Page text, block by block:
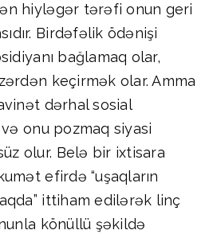
hiyləgər tərəfi onun geri
Birdəfəlik ödənişi
bağlamaq olar,
keçirmək olar. Amma
dərhal sosial
onu pozmaq siyasi
olur. Belə bir ixtisara
efirdə “uşaqların
ittiham edilərək linç
könüllü şəkildə